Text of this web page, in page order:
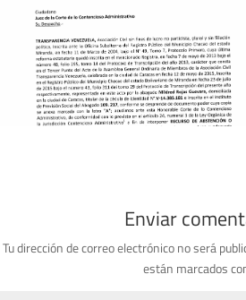
Enviar
Tu dirección de correo electrónico no será
están marcados